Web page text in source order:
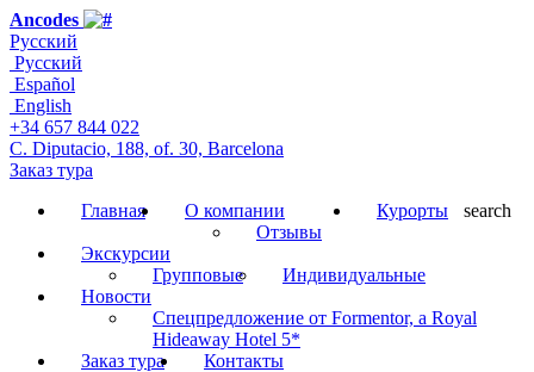
Ancodes
Русский
Русский
Español
English
+34 657 844 022
C. Diputacio, 188, of. 30, Barcelona
Заказ тура
Главная
О компании
Отзывы
Курорты
Экскурсии
Групповые
Индивидуальные
Новости
Cпецпредложение от Formentor, a Royal
Hideaway Hotel 5*
Заказ тура
Контакты
search